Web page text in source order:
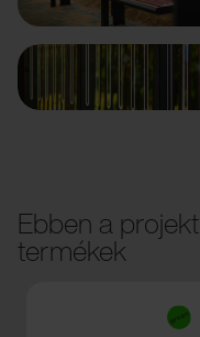
Ebben a
termékek